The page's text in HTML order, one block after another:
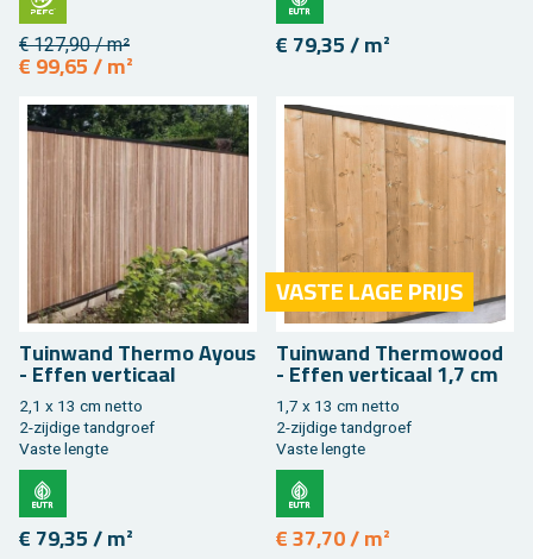
€ 127,90 / m²
€ 99,65 / m²
€ 79,35 / m²
Tuin­wand Ther­mo Ayous
- Effen ver­ti­caal
2,1 x 13 cm netto
2-zij­di­ge tand­groef
Vaste leng­te
€ 79,35 / m²
VASTE LAGE PRIJS
Tuin­wand Ther­mo­wood
- Effen ver­ti­caal 1,7 cm
1,7 x 13 cm netto
2-zij­di­ge tand­groef
Vaste leng­te
€ 37,70 / m²